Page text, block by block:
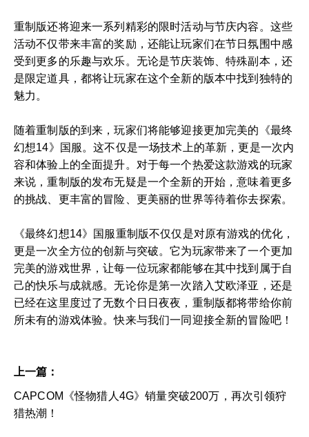
重制版还将迎来一系列精彩的限时活动与节庆内容。这些
活动不仅带来丰富的奖励，还能让玩家们在节日氛围中感
受到更多的乐趣与欢乐。无论是节庆装饰、特殊副本，还
是限定道具，都将让玩家在这个全新的版本中找到独特的
魅力。
随着重制版的到来，玩家们将能够迎接更加完美的《最终
幻想14》国服。这不仅是一场技术上的革新，更是一次内
容和体验上的全面提升。对于每一个热爱这款游戏的玩家
来说，重制版的发布无疑是一个全新的开始，意味着更多
的挑战、更丰富的冒险、更美丽的世界等待着你去探索。
《最终幻想14》国服重制版不仅仅是对原有游戏的优化，
更是一次全方位的创新与突破。它为玩家带来了一个更加
完美的游戏世界，让每一位玩家都能够在其中找到属于自
己的快乐与成就感。无论你是第一次踏入艾欧泽亚，还是
已经在这里度过了无数个日日夜夜，重制版都将带给你前
所未有的游戏体验。快来与我们一同迎接全新的冒险吧！
上一篇：
CAPCOM《怪物猎人4G》销量突破200万，再次引领狩
猎热潮！